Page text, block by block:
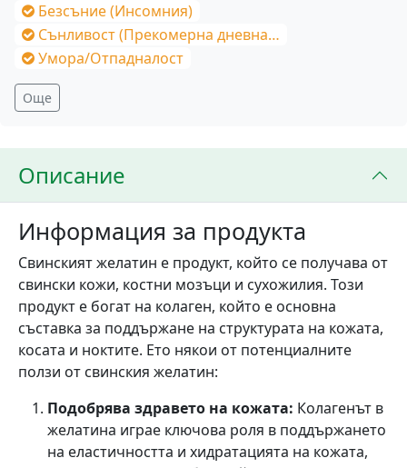
Безсъние (Инсомния)
Сънливост (Прекомерна дневна)/Постоянна умора
Умора/Отпадналост
Още
Описание
Информация за продукта
Свинският желатин е продукт, който се получава от
свински кожи, костни мозъци и сухожилия. Този
продукт е богат на колаген, който е основна
съставка за поддържане на структурата на кожата,
косата и ноктите. Ето някои от потенциалните
ползи от свинския желатин:
Подобрява здравето на кожата: Колагенът в
желатина играе ключова роля в поддържането
на еластичността и хидратацията на кожата,